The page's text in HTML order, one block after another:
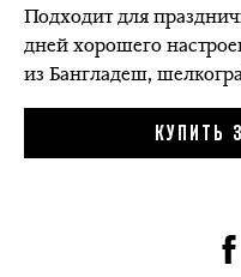
Подходит для
дней хорошего
из Бангладеш,
КУПИТЬ